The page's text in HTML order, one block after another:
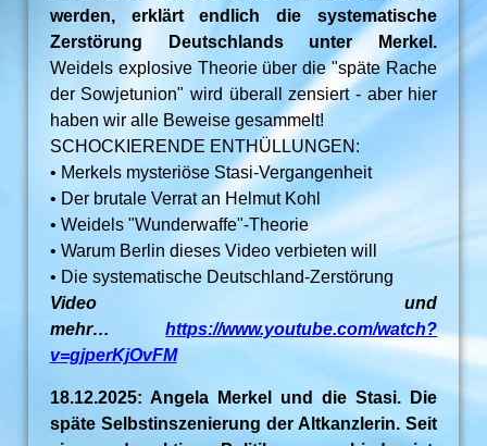
werden, erklärt endlich die systematische
Zerstörung Deutschlands unter Merkel.
Weidels explosive Theorie über die "späte Rache
der Sowjetunion" wird überall zensiert - aber hier
haben wir alle Beweise gesammelt!
SCHOCKIERENDE ENTHÜLLUNGEN:
• Merkels mysteriöse Stasi-Vergangenheit
• Der brutale Verrat an Helmut Kohl
• Weidels "Wunderwaffe"-Theorie
• Warum Berlin dieses Video verbieten will
• Die systematische Deutschland-Zerstörung
Video und
mehr…https://www.youtube.com/watch?
v=gjperKjOvFM
18.12.2025: Angela Merkel und die Stasi. Die
späte Selbstinszenierung der Altkanzlerin. Seit